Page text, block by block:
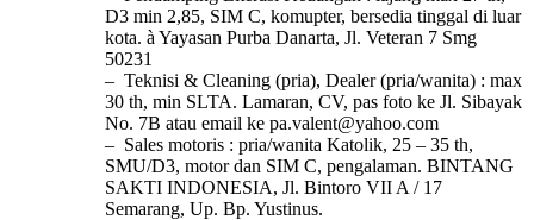
D3 min 2,85, SIM C, komupter, bersedia tinggal di luar
kota. à Yayasan Purba Danarta, Jl. Veteran 7 Smg
50231
– Teknisi & Cleaning (pria), Dealer (pria/wanita) : max
30 th, min SLTA. Lamaran, CV, pas foto ke Jl. Sibayak
No. 7B atau email ke pa.valent@yahoo.com
– Sales motoris : pria/wanita Katolik, 25 – 35 th,
SMU/D3, motor dan SIM C, pengalaman. BINTANG
SAKTI INDONESIA, Jl. Bintoro VII A / 17
Semarang, Up. Bp. Yustinus.